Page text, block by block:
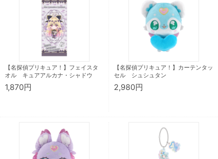
【名探偵プリキュア！】フェイスタ
オル キュアアルカナ・シャドウ
1,870円
【名探偵プリキュア！】カーテンタッ
セル シュシュタン
2,980円